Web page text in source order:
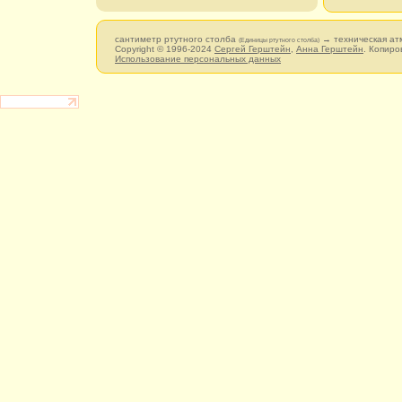
сантиметр ртутного столба (Единицы ртутного столба) → техническая
Copyright © 1996-2024 Сергей Герштейн Анна Герштейн .
Использование персональных данных